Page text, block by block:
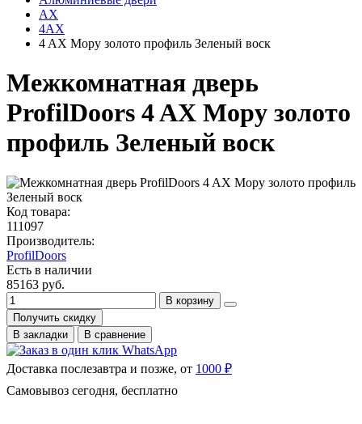
AX
4AX
4 AX Мору золото профиль Зеленый воск
Межкомнатная дверь
ProfilDoors 4 AX Мору золото
профиль Зеленый воск
Код товара:
111097
Производитель:
ProfilDoors
Есть в наличии
85163 руб.
В корзину
Получить скидку
В закладки
В сравнение
Доставка послезавтра и позже, от 1000 ₽
Самовывоз сегодня, бесплатно